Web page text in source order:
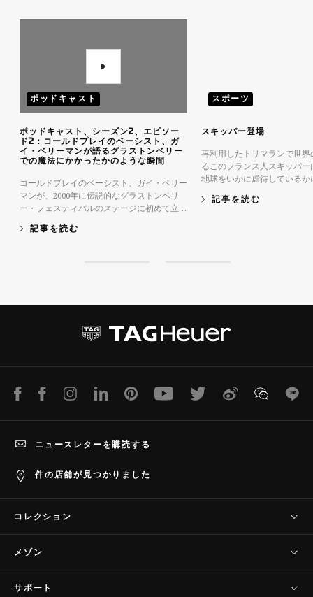
ポッドキャスト、シーズン2、エピソー
ド2：コールドプレイのベーシスト、ガ
イ・ベリーマンが語るグラストンベリー
での魔法にかかったかのような瞬間
コールドプレイのベーシスト、ガイ・ベリー
マンが、2000年に伝説的なグラストンベリ
ー・フェスティバルのステージに初めて立っ
記事を読む
ポッドキャスト
スキッパー登場
再利用したトリマランで世
るこのフランス人スキッパ
地球をいかに虐待している
記事を読む
スポーツ
d
1
d
2
LINE Facebook InstagramLinkedInPinterest YoutubeTwitter Weibo WeChat
件の店舗が見つかりました
ニュースレターを購読する
コレクション
タグ・ホイヤー フォーミュラ1
メゾン
サポート